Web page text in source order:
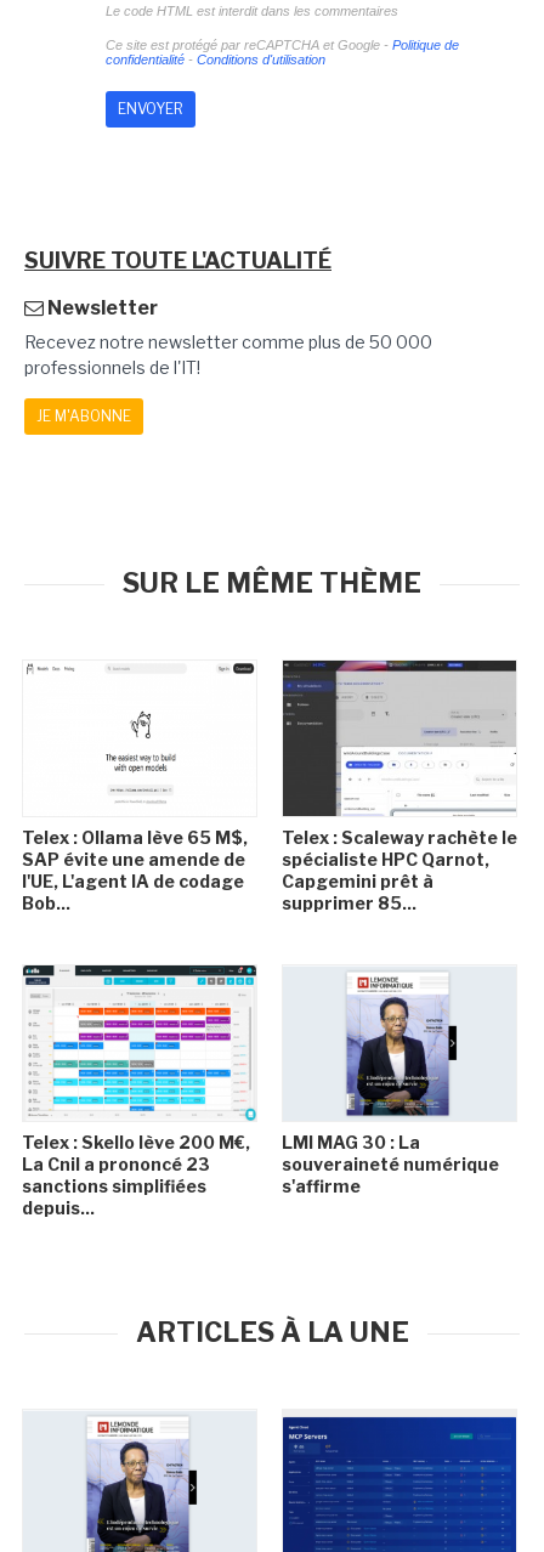
Le code HTML est interdit dans les commentaires
Ce site est protégé par reCAPTCHA et Google - Politique de
confidentialité- Conditions d'utilisation
SUIVRE TOUTE L'ACTUALITÉ
Newsletter
Recevez notre newsletter comme plus de 50 000
professionnels de l'IT!
JE M'ABONNE
SUR LE MÊME THÈME
Telex : Ollama lève 65 M$,
SAP évite une amende de
l'UE, L'agent IA de codage
Bob...
Telex : Scaleway rachète le
spécialiste HPC Qarnot,
Capgemini prêt à
supprimer 85...
Telex : Skello lève 200 M€,
La Cnil a prononcé 23
sanctions simplifiées
depuis...
LMI MAG 30 : La
souveraineté numérique
s'affirme
ARTICLES À LA UNE